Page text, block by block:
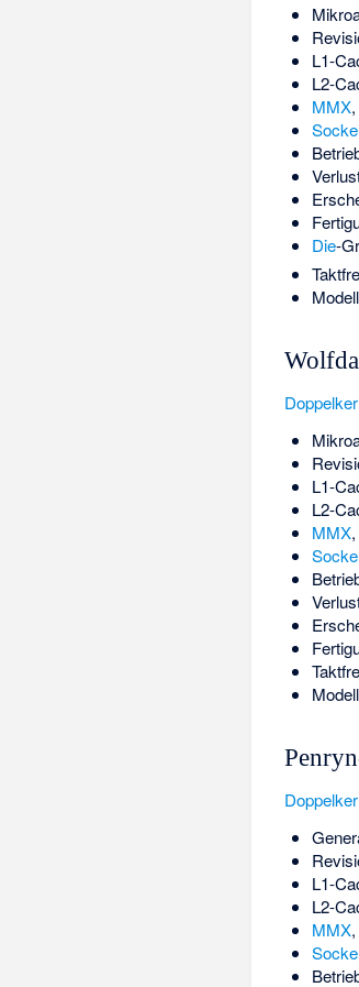
L1-
L2-
MMX,
Die-
L1-
L2-
MMX,
L1-
L2-
MMX,